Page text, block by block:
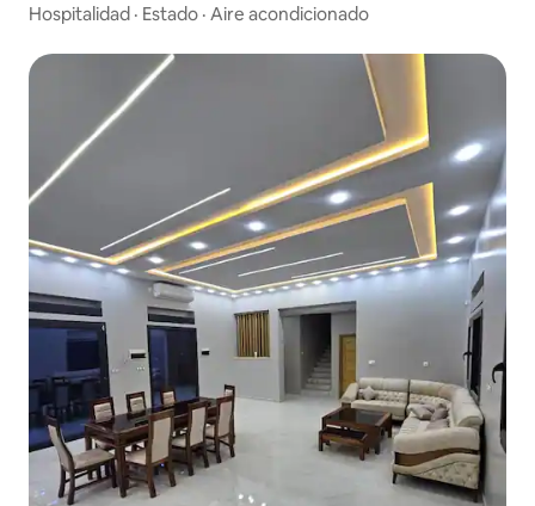
Hospitalidad · Estado · Aire acondicionado